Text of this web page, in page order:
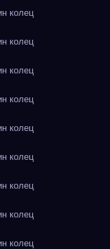
колец
колец
колец
колец
колец
колец
колец
колец
колец